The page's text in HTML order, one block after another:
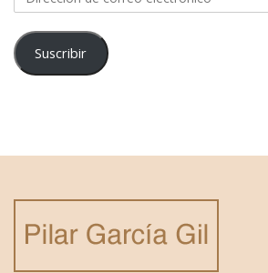
de
correo
electrónico
Suscribir